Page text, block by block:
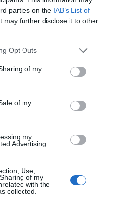
parties on the IAB’s List of
may further disclose it to other
Opt Outs
of my
of my
my
Advertising.
Use,
of my
with the
collected.
per il prossimo
voluto proclamare così